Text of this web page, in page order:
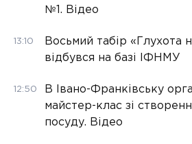
№1. Відео
13:10
Восьмий табір «Глухота
відбувся на базі ІФНМУ
12:50
В Івано-Франківську
майстер-клас зі
посуду. Відео